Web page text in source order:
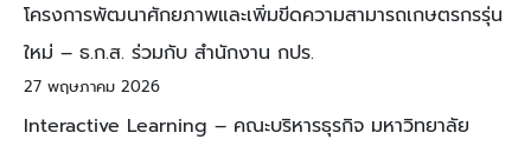
โครงการพัฒนาศักยภาพและเพิ่มขีดความสามารถเกษตรกรรุ่น
ใหม่ – ธ.ก.ส. ร่วมกับ สำนักงาน กปร.
27 พฤษภาคม 2026
Interactive Learning – คณะบริหารธุรกิจ มหาวิทยาลัย